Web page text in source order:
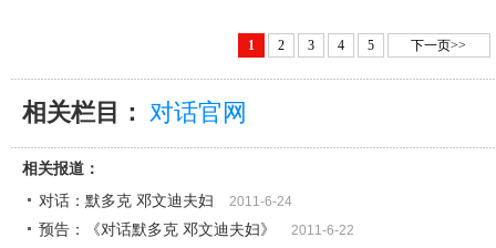
1 2 3 4 5 下一页>>
相关栏目： 对话官网
相关报道：
对话：默多克 邓文迪夫妇
2011-6-24
预告：《对话默多克 邓文迪夫妇》 2011-6-22